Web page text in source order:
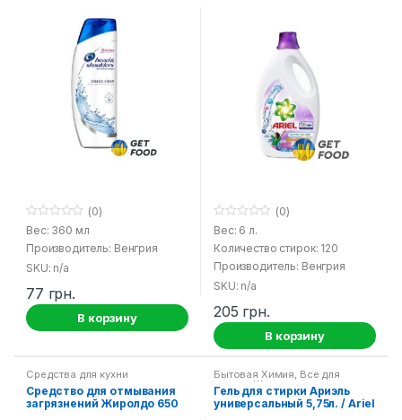
0
o
u
o
5
(0)
Вес: 360 мл
Производитель: Венгрия
SKU: n/a
77 грн.
В корзину
0
o
u
o
f
5
(0)
Вес: 6 л.
Количество стирок: 120
Производитель: Венгрия
SKU: n/a
205 грн.
В корзину
Средства для кухни
Средство для отмывания
загрязнений Жиролдо 650
Бытовая Химия, Все для
стирки Жидкие порошки для
стирки,Продукция от Ariel и
Persil
Гель для стирки Ариэль
универсальный 5,75л. / Ariel